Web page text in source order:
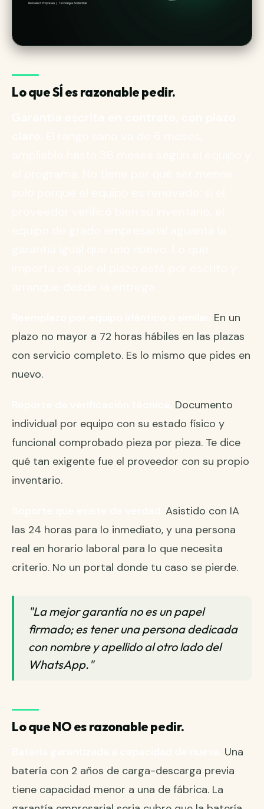
Lo que SÍ es razonable pedir.
En un
plazo no mayor a 72 horas hábiles en las plazas
con servicio completo. Es lo mismo que pides en
nuevo.
Documento
individual por equipo con su estado físico y
funcional comprobado pieza por pieza. Te dice
qué tan exigente fue el proveedor con su propio
inventario.
Asistido con IA
las 24 horas para lo inmediato, y una persona
real en horario laboral para lo que necesita
criterio. No un portal donde tu caso se pierde.
"La mejor garantía no es un papel
firmado; es tener una persona dedicada
con nombre y apellido al otro lado del
WhatsApp."
Lo que NO es razonable pedir.
Una
batería con 2 años de carga-descarga previa
tiene capacidad menor a una de fábrica. La